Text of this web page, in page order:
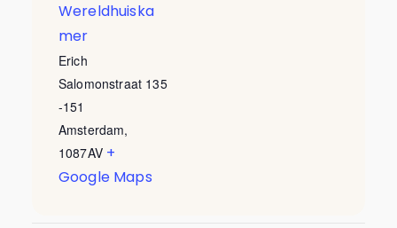
Wereldhuiska
mer
Erich
Salomonstraat 135
-151
Amsterdam,
1087AV +
Google Maps